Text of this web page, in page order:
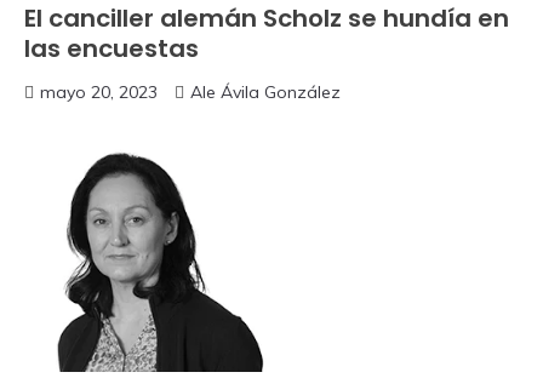
El canciller alemán Scholz se hundía en
las encuestas
mayo 20, 2023 Ale Ávila González